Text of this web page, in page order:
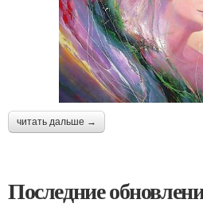
читать дальше →
Последние